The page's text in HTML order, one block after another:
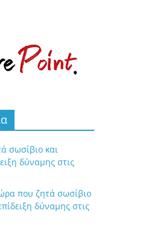
σωσίβιο και
δύναμης στις
που ζητά σωσίβιο
δύναμης στις